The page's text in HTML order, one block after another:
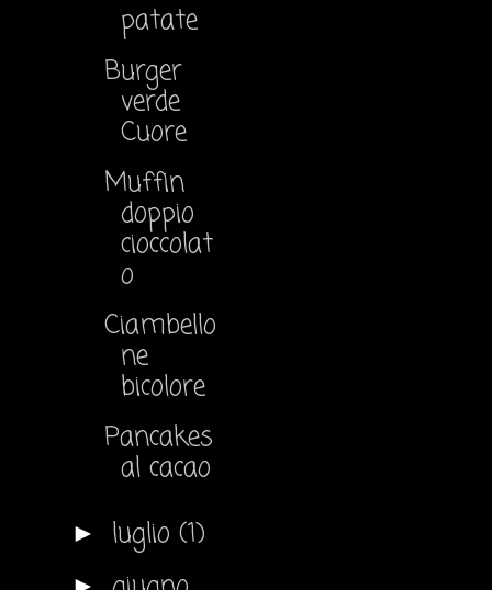
patate
Burger
verde
Cuore
Muffin
doppio
cioccolat
o
Ciambello
ne
bicolore
Pancakes
al cacao
► luglio (1)